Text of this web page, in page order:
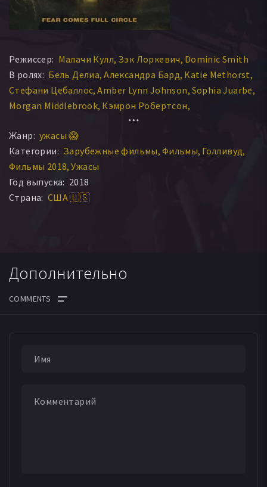
Режиссер: Малачи Кулл Зэк Лоркевич Dominic Smith
В ролях: Бель Делиа Александра Бард Katie Methorst
Стефани Цебаллос Amber Lynn Johnson Sophia Juarbe
Morgan Middlebrook Кэмрон Робертсон
Жанр: ужасы 😱
Категории: Зарубежные фильмы Фильмы Голливуд
Фильмы 2018 Ужасы
Год выпуска: 2018
Страна: США 🇺🇸
Дополнительно